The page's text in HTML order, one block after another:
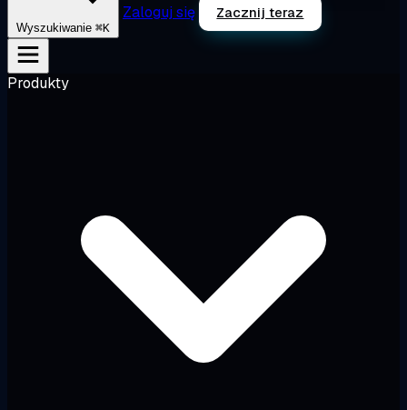
Wyszukiwanie ⌘K
Zaloguj się Zacznij teraz
Produkty